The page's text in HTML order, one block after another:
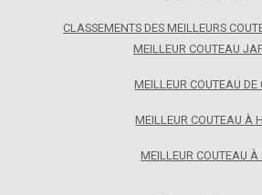
CLASSEMENTS DES MEILLEURS
MEILLEUR COUTEAU
MEILLEUR COUTEAU DE
MEILLEUR COUTEAU À
MEILLEUR COUTEAU À